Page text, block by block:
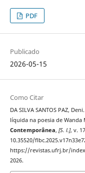
PDF
Publicado
2026-05-15
Como Citar
DA SILVA SANTOS PAZ,
líquida na poesia de Wanda
Contemporânea, [S. l.], v.
10.35520/
https://revistas.ufrj.br/
2026.